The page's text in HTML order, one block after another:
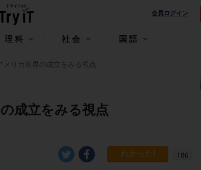
会員ログイン
理科 社会 国語
メリカ世界の成立をみる視点
成立をみる視点
186